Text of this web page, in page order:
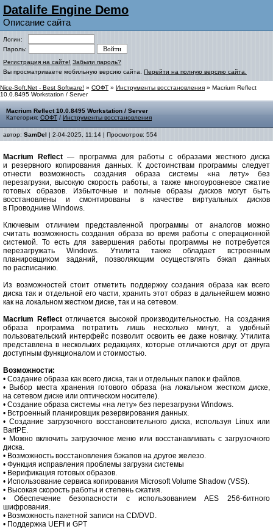
Datalife Engine Demo
Описание сайта
Логин:
Пароль:
Регистрация на сайте! Забыли пароль?
Вы просматриваете мобильную версию сайта. Перейти на полную версию сайта.
Nice-Soft.Net - Best Software! » СОФТ » Инструменты восстановления » Macrium Reflect
10.0.8495 Workstation / Server
Macrium Reflect 10.0.8495 Workstation / Server
Категория: СОФТ / Инструменты восстановления
автор: SamDel | 2-04-2025, 11:14 | Просмотров: 554
Macrium Reflect — программа для работы с образами жесткого диска
и резервного копирования данных. К достоинствам программы следует
отнести возможность создания образа системы «на лету» без
перезагрузки, высокую скорость работы, а также многоуровневое сжатие
готовых образов. Избыточные и полные образы дисков могут быть
восстановлены и смонтированы в качестве виртуальных дисков
в Проводнике Windows.
Ключевым отличием представленной программы от аналогов можно
считать возможность создания образа во время работы с операционной
системой. То есть для завершения работы программы не потребуется
перезагружать Windows. Утилита также обладает встроенным
планировщиком заданий, позволяющим осуществлять бэкап данных
по расписанию.
Из возможностей стоит отметить поддержку создания образа как всего
диска так и отдельной его части, хранить этот образ в дальнейшем можно
как на локальном жестком диске, так и на сетевом.
Macrium Reflectотличается высокой производительностью. На создания
образа программа потратить лишь несколько минут, а удобный
пользовательский интерфейс позволит освоить ее даже новичку. Утилита
представлена в нескольких редакциях, которые отличаются друг от друга
доступным функционалом и стоимостью.
Возможности:
• Создание образа как всего диска, так и отдельных папок и файлов.
• Выбор места хранения готового образа (на локальном жестком диске,
на сетевом диске или оптическом носителе).
• Создание образа системы «на лету» без перезагрузки Windows.
• Встроенный планировщик резервирования данных.
• Создание загрузочного восстановительного диска, используя Linux или
BartPE.
• Можно включить загрузочное меню или восстанавливать с загрузочного
диска.
• Возможность восстановления бэкапов на другое железо.
• Функция исправления проблемы загрузки системы
• Верификация готовых образов.
• Использование сервиса копирования Microsoft Volume Shadow (VSS).
• Высокая скорость работы и степень сжатия.
• Обеспечение безопасности с использованием AES 256-битного
шифрования.
• Возможность пакетной записи на CD/DVD.
• Поддержка UEFI и GPT